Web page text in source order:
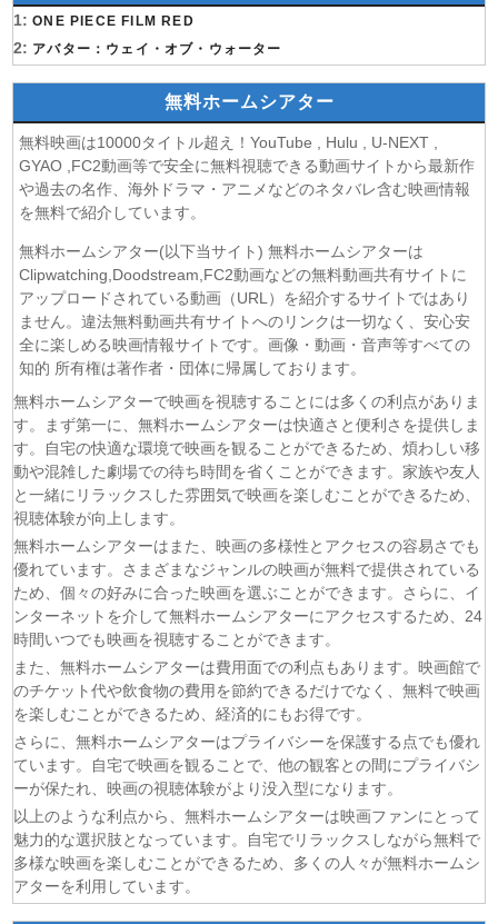
(07/08)ストレンジ-伊藤潤二の夜も眠れぬ奇妙な話- 第6話
(07/08)逃げ上手の若君 第二期 第4話
うちの弟どもがすみません 第6話
(07/08)
(07/08)ここは俺に任せて先に行けと言ってから10年がたったら伝
説になっていた。 第6話
(07/08)領民0人スタートの辺境領主様 第6話
(07/08) 転生したらスライムだった件 第4期 第17話
(07/08) 金曜ロードショー 動画 2026年8月7日
(07/08)Tシャツが乾くまで 第5話
(07/08)リーガルビート ー逆転の法廷ー 第3話
(07/08)乙女怪獣キャラメリゼ 第6話
(07/08)チョッちゃん 第87話
(07/08)ひまわり 第95話
(07/08) マッサン 第19話
(07/08) 風、薫る 第95話
(07/08)夫婦と16歳〜狂気の隣人〜 第6話
(07/08)今から、親友やめようか。 第7話
(07/08)未婚詐欺 私の知らない彼の顔 第4話
(07/08)ヤニねこ 第6話
(07/08)追放された転生重騎士はゲーム知識で無双する 第6話
(06/08)
1: ONE PIECE FILM RED
2: アバター：ウェイ・オブ・ウォーター
無料ホームシアター
無料映画は10000タイトル超え！YouTube , Hulu , U-NEXT ,
GYAO ,FC2動画等で安全に無料視聴できる動画サイトから最新作
や過去の名作、海外ドラマ・アニメなどのネタバレ含む映画情報
を無料で紹介しています。
無料ホームシアター(以下当サイト) 無料ホームシアターは
Clipwatching,Doodstream,FC2動画などの無料動画共有サイトに
アップロードされている動画（URL）を紹介するサイトではあり
ません。違法無料動画共有サイトへのリンクは一切なく、安心安
全に楽しめる映画情報サイトです。画像・動画・音声等すべての
知的 所有権は著作者・団体に帰属しております。
無料ホームシアターで映画を視聴することには多くの利点がありま
す。まず第一に、無料ホームシアターは快適さと便利さを提供しま
す。自宅の快適な環境で映画を観ることができるため、煩わしい移
動や混雑した劇場での待ち時間を省くことができます。家族や友人
と一緒にリラックスした雰囲気で映画を楽しむことができるため、
視聴体験が向上します。
無料ホームシアターはまた、映画の多様性とアクセスの容易さでも
優れています。さまざまなジャンルの映画が無料で提供されている
ため、個々の好みに合った映画を選ぶことができます。さらに、イ
ンターネットを介して無料ホームシアターにアクセスするため、24
時間いつでも映画を視聴することができます。
また、無料ホームシアターは費用面での利点もあります。映画館で
のチケット代や飲食物の費用を節約できるだけでなく、無料で映画
を楽しむことができるため、経済的にもお得です。
さらに、無料ホームシアターはプライバシーを保護する点でも優れ
ています。自宅で映画を観ることで、他の観客との間にプライバシ
ーが保たれ、映画の視聴体験がより没入型になります。
以上のような利点から、無料ホームシアターは映画ファンにとって
魅力的な選択肢となっています。自宅でリラックスしながら無料で
多様な映画を楽しむことができるため、多くの人々が無料ホームシ
アターを利用しています。